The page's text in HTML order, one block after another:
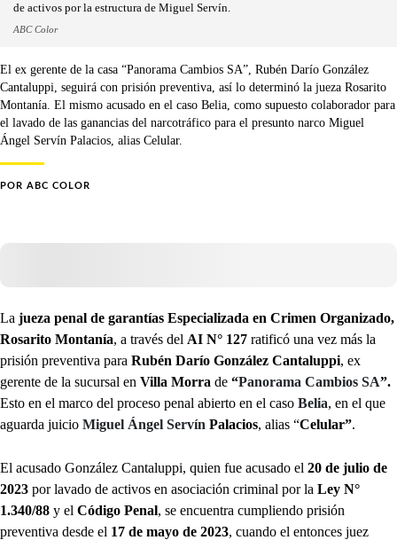
de activos por la estructura de Miguel Servín.
ABC Color
El ex gerente de la casa “Panorama Cambios SA”, Rubén Darío González
Cantaluppi, seguirá con prisión preventiva, así lo determinó la jueza Rosarito
Montanía. El mismo acusado en el caso Belia, como supuesto colaborador para
el lavado de las ganancias del narcotráfico para el presunto narco Miguel
Ángel Servín Palacios, alias Celular.
POR ABC COLOR
La jueza penal de garantías Especializada en Crimen Organizado,
Rosarito Montanía, a través del AI N° 127 ratificó una vez más la
prisión preventiva para Rubén Darío González Cantaluppi, ex
gerente de la sucursal en Villa Morra de “Panorama Cambios SA”.
Esto en el marco del proceso penal abierto en el caso Belia, en el que
aguarda juicio Miguel Ángel Servín Palacios, alias “Celular”.
El acusado González Cantaluppi, quien fue acusado el 20 de julio de
2023 por lavado de activos en asociación criminal por la Ley N°
1.340/88 y el Código Penal, se encuentra cumpliendo prisión
preventiva desde el 17 de mayo de 2023, cuando el entonces juez